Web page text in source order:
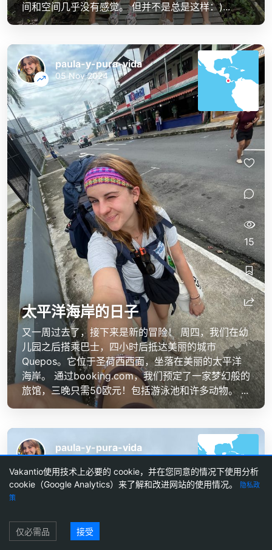
间和空间几乎没有感觉。 但并不是总是这样：)...
太平洋海岸的日子
又一周过去了，接下来是新的冒险！ 周四，我们在幼
儿园之后搭乘巴士，四小时后抵达美丽的城市
Quepos。它位于圣荷西西面，坐落在美丽的太平洋
海岸。 通过booking.com，我们预定了一家梦幻般的
旅馆，三晚只需50欧元！包括游泳池和许多动物。 ...
paula-y-pura-vida
05 Nov 2024
15
paula-y-pura-vida
30 Oct 2024
Vakantio使用技术上必要的 cookie，并在您同意的情况下使用分析
cookie（Google Analytics）来了解和改进网站的使用情况。
隐私政
策
仅必需品 接受